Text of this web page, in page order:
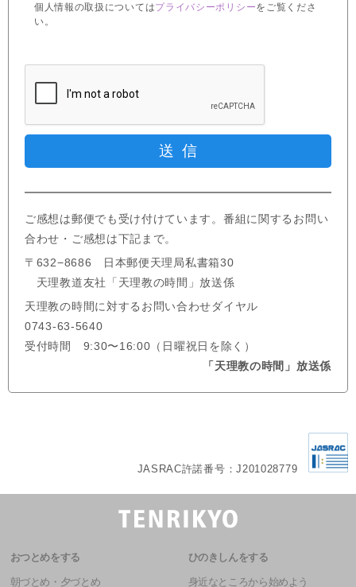
個人情報の取扱についてはプライバシーポリシーをご覧くださ
い。
ご感想は郵便でも受け付けています。番組に関するお問い
合わせ・ご感想は下記まで。
〒632−8686 日本郵便天理局私書箱30
天理教道友社「天理教の時間」放送係
天理教の時間に対するお問い合わせダイヤル
0743-63-5640
受付時間 9:30〜16:00（日曜祝日を除く）
「天理教の時間」放送係
JASRAC許諾番号：J201028779
おつとめをする
朝づとめ・夕づとめ
ひのきしんをする
身近なところから始めよう